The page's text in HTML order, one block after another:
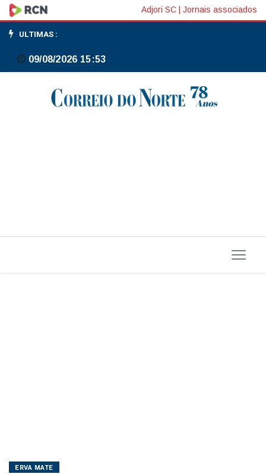
No
verão,
Canoinhas
mostra
além
Adjori SC Jornais associados
ULTIMAS :
09/08/2026 15:53
ERVA MATE